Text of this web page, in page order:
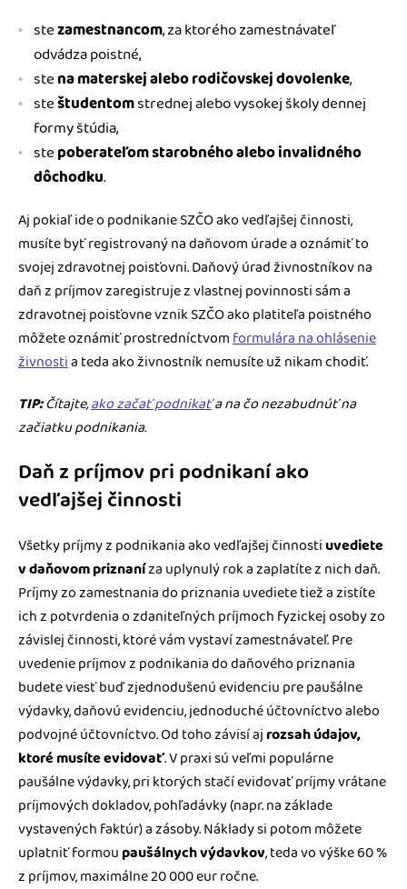
stezamestnancom, za ktorého zamestnávateľ
odvádza poistné,
stena materskej alebo rodičovskej dovolenke,
steštudentomstrednej alebo vysokej školy dennej
formy štúdia,
stepoberateľom starobného alebo invalidného
dôchodku.
Aj pokiaľ ide o podnikanie SZČO ako vedľajšej činnosti,
musíte byť registrovaný na daňovom úrade a oznámiť to
svojej zdravotnej poisťovni. Daňový úrad živnostníkov na
daň z príjmov zaregistruje z vlastnej povinnosti sám a
zdravotnej poisťovne vznik SZČO ako platiteľa poistného
môžete oznámiť prostredníctvomformulára na ohlásenie
živnostia teda ako živnostník nemusíte už nikam chodiť.
TIP:Čítajte,ako začať podnikaťa na čo nezabudnúť na
začiatku podnikania.
Daň z príjmov pri podnikaní ako
vedľajšej činnosti
Všetky príjmy z podnikania ako vedľajšej činnostiuvediete
v daňovom priznaníza uplynulý rok a zaplatíte z nich daň.
Príjmy zo zamestnania do priznania uvediete tiež a zistíte
ich z potvrdenia o zdaniteľných príjmoch fyzickej osoby zo
závislej činnosti, ktoré vám vystaví zamestnávateľ. Pre
uvedenie príjmov z podnikania do daňového priznania
budete viesť buď zjednodušenú evidenciu pre paušálne
výdavky, daňovú evidenciu, jednoduché účtovníctvo alebo
podvojné účtovníctvo. Od toho závisí ajrozsah údajov,
ktoré musíte evidovať. V praxi sú veľmi populárne
paušálne výdavky, pri ktorých stačí evidovať príjmy vrátane
príjmových dokladov, pohľadávky (napr. na základe
vystavených faktúr) a zásoby. Náklady si potom môžete
uplatniť formoupaušálnych výdavkov, teda vo výške 60 %
z príjmov, maximálne 20 000 eur ročne.